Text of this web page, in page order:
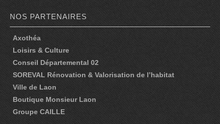
NOS DATES …
NOS DATES DE REPRÉSENTATIONS POUR 2026
REVUE DE PRESSE
REVUE DE PRESSE 2026
REVUE DE PRESSE 2025
NOS PARTENAIRES
Axothéa
Loisirs & Culture
Conseil Départemental 02
SOREVAL Rénovation & Valorisation de l’habitat
Ville de Laon
Boutique Monsieur Laon
Groupe CAILLE